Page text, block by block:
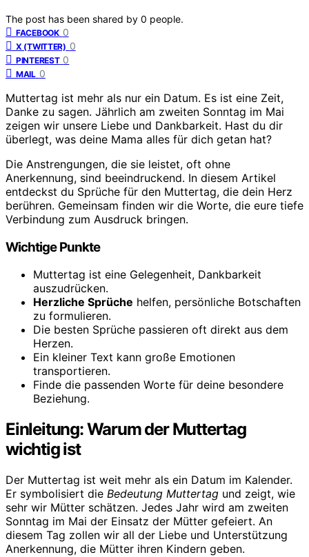
The post has been shared by 0 people.
FACEBOOK 0
X (TWITTER) 0
PINTEREST 0
MAIL 0
Muttertag ist mehr als nur ein Datum. Es ist eine Zeit,
Danke zu sagen. Jährlich am zweiten Sonntag im Mai
zeigen wir unsere Liebe und Dankbarkeit. Hast du dir
überlegt, was deine Mama alles für dich getan hat?
Die Anstrengungen, die sie leistet, oft ohne
Anerkennung, sind beeindruckend. In diesem Artikel
entdeckst du Sprüche für den Muttertag, die dein Herz
berühren. Gemeinsam finden wir die Worte, die eure tiefe
Verbindung zum Ausdruck bringen.
Wichtige Punkte
Muttertag ist eine Gelegenheit, Dankbarkeit
auszudrücken.
Herzliche Sprüche helfen, persönliche Botschaften
zu formulieren.
Die besten Sprüche passieren oft direkt aus dem
Herzen.
Ein kleiner Text kann große Emotionen
transportieren.
Finde die passenden Worte für deine besondere
Beziehung.
Einleitung: Warum der Muttertag
wichtig ist
Der Muttertag ist weit mehr als ein Datum im Kalender.
Er symbolisiert die Bedeutung Muttertag und zeigt, wie
sehr wir Mütter schätzen. Jedes Jahr wird am zweiten
Sonntag im Mai der Einsatz der Mütter gefeiert. An
diesem Tag zollen wir all der Liebe und Unterstützung
Anerkennung, die Mütter ihren Kindern geben.